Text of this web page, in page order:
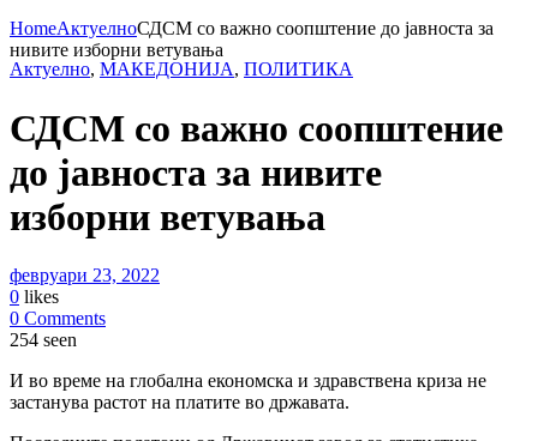
HomeАктуелноСДСМ со важно соопштение до јавноста за
нивите изборни ветувања
Актуелно, МАКЕДОНИЈА, ПОЛИТИКА
СДСМ со важно соопштение
до јавноста за нивите
изборни ветувања
февруари 23, 2022
0 likes
0 Comments
254 seen
И во време на глобална економска и здравствена криза не
застанува растот на платите во државата.